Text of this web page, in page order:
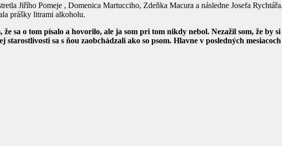
Jiřího Pomeje , Domenica Martucciho, Zdeňka Macura a následne Josefa
prášky litrami alkoholu.
že sa o tom písalo a hovorilo, ale ja som pri tom nikdy nebol. Nezažil som, že by
sa s ňou zaobchádzali ako so psom. Hlavne v posledných